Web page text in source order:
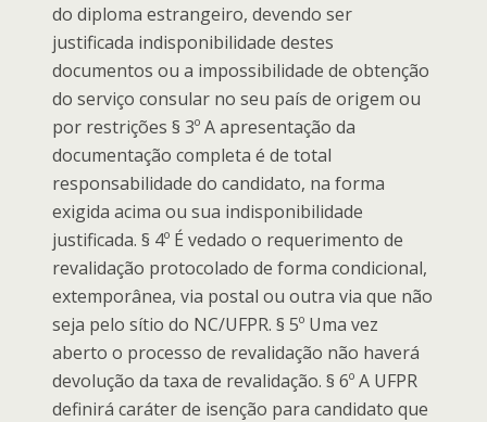
do diploma estrangeiro, devendo ser
justificada indisponibilidade destes
documentos ou a impossibilidade de obtenção
do serviço consular no seu país de origem ou
por restrições § 3º A apresentação da
documentação completa é de total
responsabilidade do candidato, na forma
exigida acima ou sua indisponibilidade
justificada. § 4º É vedado o requerimento de
revalidação protocolado de forma condicional,
extemporânea, via postal ou outra via que não
seja pelo sítio do NC/UFPR. § 5º Uma vez
aberto o processo de revalidação não haverá
devolução da taxa de revalidação. § 6º A UFPR
definirá caráter de isenção para candidato que